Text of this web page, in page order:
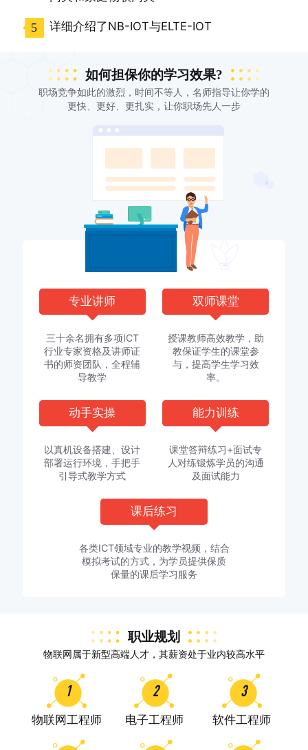
5 详细介绍了NB-IOT与ELTE-IOT
如何担保你的学习效果?
职场竞争如此的激烈，时间不等人，名师指导让你学的
更快、更好、更扎实，让你职场先人一步
专业讲师
三十余名拥有多项ICT
行业专家资格及讲师证
书的师资团队，全程辅
导教学
双师课堂
授课教师高效教学，助
教保证学生的课堂参
与，提高学生学习效
率。
动手实操
以真机设备搭建、设计
部署运行环境，手把手
引导式教学方式
能力训练
课堂答辩练习+面试专
人对练锻炼学员的沟通
及面试能力
课后练习
各类ICT领域专业的教学视频，结合
模拟考试的方式，为学员提供保质
保量的课后学习服务
职业规划
物联网属于新型高端人才，其薪资处于业内较高水平
1
物联网工程师
2
电子工程师
3
软件工程师